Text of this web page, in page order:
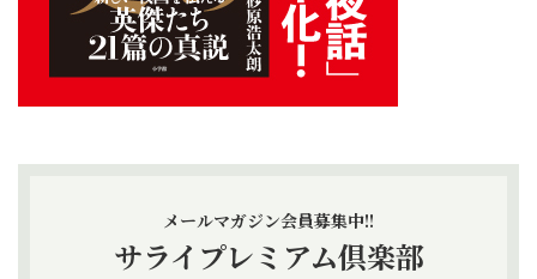
メールマガジン会員募集中!!
サライプレミアム倶楽部